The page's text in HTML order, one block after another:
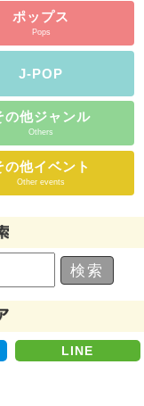
ポップス
Pops
J-POP
の他ジャンル
Others
の他イベント
Other events
LINE